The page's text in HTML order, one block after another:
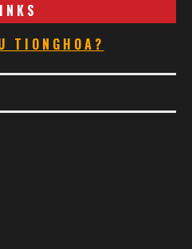
TIONGHOA?